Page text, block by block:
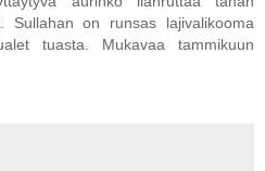
Sullahan on runsas lajivalikooma
tuasta. Mukavaa tammikuun